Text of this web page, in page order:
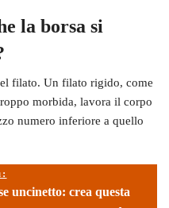
la borsa si
filato. Un filato rigido, come
morbida, lavora il corpo
numero inferiore a quello
uncinetto: crea questa